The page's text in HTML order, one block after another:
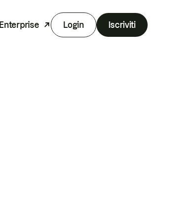
Enterprise Login Iscriviti